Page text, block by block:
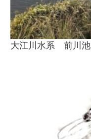
大江川水系 前川池